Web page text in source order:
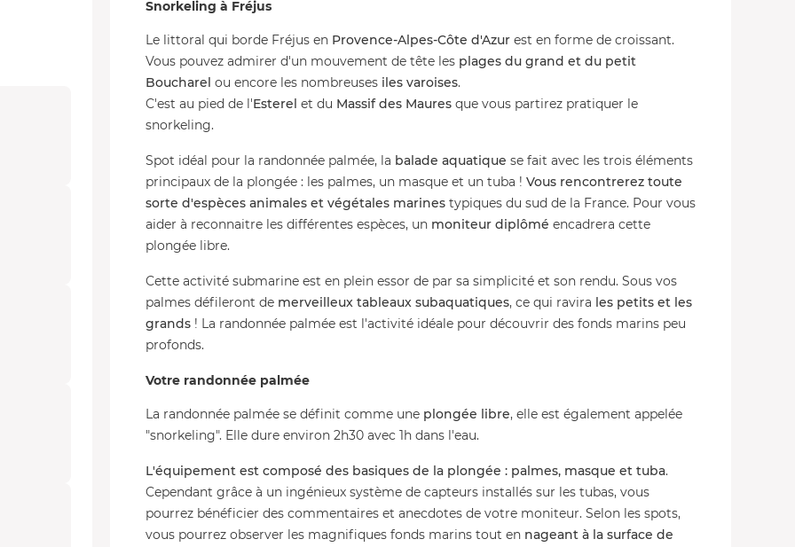
Snorkeling à Fréjus
Le littoral qui borde Fréjus en Provence-Alpes-Côte d'Azur est en forme de croissant.
Vous pouvez admirer d'un mouvement de tête les plages du grand et du petit
Boucharel ou encore les nombreuses iles varoises.
C'est au pied de l'Esterel et du Massif des Maures que vous partirez pratiquer le
snorkeling.
Spot idéal pour la randonnée palmée, la balade aquatique se fait avec les trois éléments
principaux de la plongée : les palmes, un masque et un tuba ! Vous rencontrerez toute
sorte d'espèces animales et végétales marines typiques du sud de la France. Pour vous
aider à reconnaitre les différentes espèces, un moniteur diplômé encadrera cette
plongée libre.
Cette activité submarine est en plein essor de par sa simplicité et son rendu. Sous vos
palmes défileront de merveilleux tableaux subaquatiques, ce qui ravira les petits et les
grands ! La randonnée palmée est l'activité idéale pour découvrir des fonds marins peu
profonds.
Votre randonnée palmée
La randonnée palmée se définit comme une plongée libre, elle est également appelée
"snorkeling". Elle dure environ 2h30 avec 1h dans l'eau.
L'équipement est composé des basiques de la plongée : palmes, masque et tuba.
Cependant grâce à un ingénieux système de capteurs installés sur les tubas, vous
pourrez bénéficier des commentaires et anecdotes de votre moniteur. Selon les spots,
vous pourrez observer les magnifiques fonds marins tout en nageant à la surface de